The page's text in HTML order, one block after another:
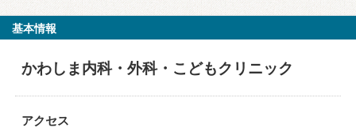
基本情報
かわしま内科・外科・こどもクリニック
アクセス